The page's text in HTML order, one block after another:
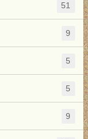
51
9
5
5
9